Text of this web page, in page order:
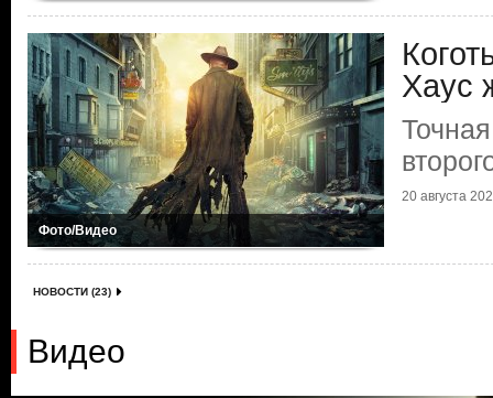
Фото/Видео
Хаус
20 августа
НОВОСТИ (23)
Видео